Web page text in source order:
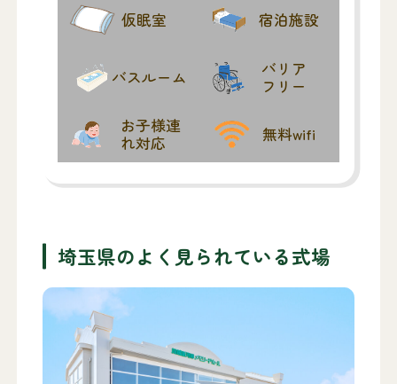
仮眠室 宿泊施設
バスルーム
バリア
フリー
お子様連
れ対応
無料wifi
埼玉県のよく見られている式場